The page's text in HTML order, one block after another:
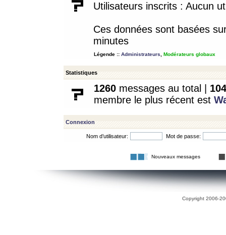
Utilisateurs inscrits : Aucun
Ces données sont basées
minutes
Légende :: Administrateurs Modérateurs globaux
Statistiques
1260 messages au total | 104
membre le plus récent est
Connexion
Nom d’utilisateur: Mot de passe:
Nouveaux messages
Copyright 2006-